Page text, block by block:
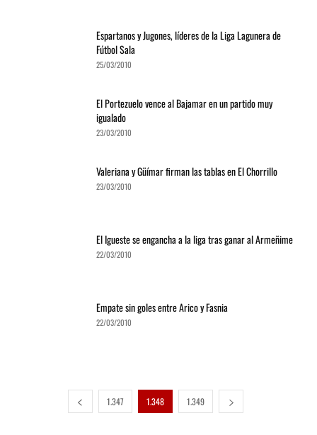
Espartanos y Jugones, líderes de la Liga Lagunera de
Fútbol Sala
25/03/2010
El Portezuelo vence al Bajamar en un partido muy
igualado
23/03/2010
Valeriana y Güímar firman las tablas en El Chorrillo
23/03/2010
El Igueste se engancha a la liga tras ganar al Armeñime
22/03/2010
Empate sin goles entre Arico y Fasnia
22/03/2010
1.347 1.348 1.349